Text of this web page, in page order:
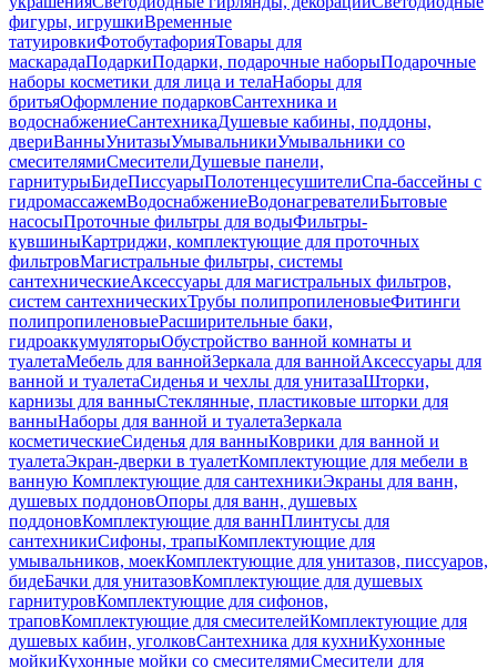
фигуры, игрушкиВременные
татуировкиФотобутафорияТовары для
маскарадаПодаркиПодарки, подарочные наборыПодарочные
наборы косметики для лица и телаНаборы для
бритьяОформление подарковСантехника и
водоснабжениеСантехникаДушевые кабины, поддоны,
двериВанныУнитазыУмывальникиУмывальники со
смесителямиСмесителиДушевые панели,
гарнитурыБидеПиссуарыПолотенцесушителиСпа-бассейны с
гидромассажемВодоснабжениеВодонагревателиБытовые
насосыПроточные фильтры для водыФильтры-
кувшиныКартриджи, комплектующие для проточных
фильтровМагистральные фильтры, системы
сантехническиеАксессуары для магистральных фильтров,
систем сантехническихТрубы полипропиленовыеФитинги
полипропиленовыеРасширительные баки,
гидроаккумуляторыОбустройство ванной комнаты и
туалетаМебель для ваннойЗеркала для ваннойАксессуары для
ванной и туалетаСиденья и чехлы для унитазаШторки,
карнизы для ванныСтеклянные, пластиковые шторки для
ванныНаборы для ванной и туалетаЗеркала
косметическиеСиденья для ванныКоврики для ванной и
туалетаЭкран-дверки в туалетКомплектующие для мебели в
ванную Комплектующие для сантехникиЭкраны для ванн,
душевых поддоновОпоры для ванн, душевых
поддоновКомплектующие для ваннПлинтусы для
сантехникиСифоны, трапыКомплектующие для
умывальников, моекКомплектующие для унитазов, писсуаров,
бидеБачки для унитазовКомплектующие для душевых
гарнитуровКомплектующие для сифонов,
траповКомплектующие для смесителейКомплектующие для
душевых кабин, уголковСантехника для кухниКухонные
мойкиКухонные мойки со смесителямиСмесители для